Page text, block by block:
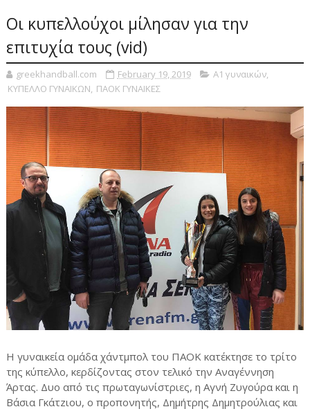
Οι κυπελλούχοι μίλησαν για την
επιτυχία τους (vid)
greekhandball.com February 19, 2019 Α1 γυναικών,
ΚΥΠΕΛΛΟ ΓΥΝΑΙΚΩΝ, ΠΑΟΚ ΓΥΝΑΙΚΕΣ
Η γυναικεία ομάδα χάντμπολ του ΠΑΟΚ κατέκτησε το τρίτο
της κύπελλο, κερδίζοντας στον τελικό την Αναγέννηση
Άρτας. Δυο από τις πρωταγωνίστριες, η Αγνή Ζυγούρα και η
Βάσια Γκάτzιου, ο προπονητής, Δημήτρης Δημητρούλιας και